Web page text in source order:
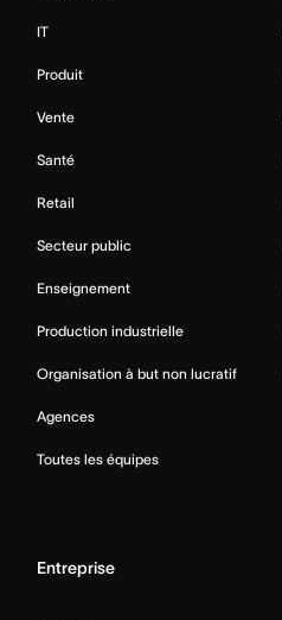
IT
Produit
Vente
Santé
Retail
Secteur public
Enseignement
Production industrielle
Organisation à but non lucratif
Agences
Toutes les équipes
Entreprise